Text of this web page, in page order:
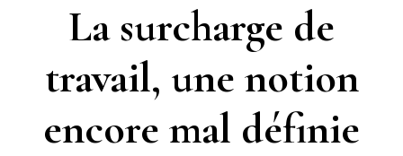
La surcharge de
travail, une notion
encore mal définie